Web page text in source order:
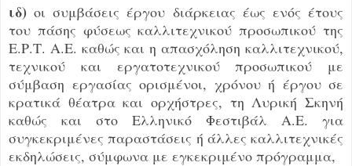
ιδ)οι συμβάσεις έργου διάρκειας έως ενός έτους
του πάσης φύσεως καλλιτεχνικού προσωπικού της
Ε.Ρ.Τ. Α.Ε. καθώς και η απασχόληση καλλιτεχνικού,
τεχνικού και εργατοτεχνικού προσωπικού με
σύμβαση εργασίας ορισμένοι, χρόνου ή έργου σε
κρατικά θέατρα και ορχήστρες, τη Λυρική Σκηνή
καθώς και στο Ελληνικό Φεστιβάλ Α.Ε. για
συγκεκριμένες παραστάσεις ή άλλες καλλιτεχνικές
εκδηλώσεις, σύμφωνα με εγκεκριμένο πρόγραμμα,